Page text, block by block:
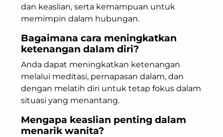
dan keaslian, serta kemampuan untuk
memimpin dalam hubungan.
Bagaimana cara meningkatkan
ketenangan dalam diri?
Anda dapat meningkatkan ketenangan
melalui meditasi, pernapasan dalam, dan
dengan melatih diri untuk tetap fokus dalam
situasi yang menantang.
Mengapa keaslian penting dalam
menarik wanita?